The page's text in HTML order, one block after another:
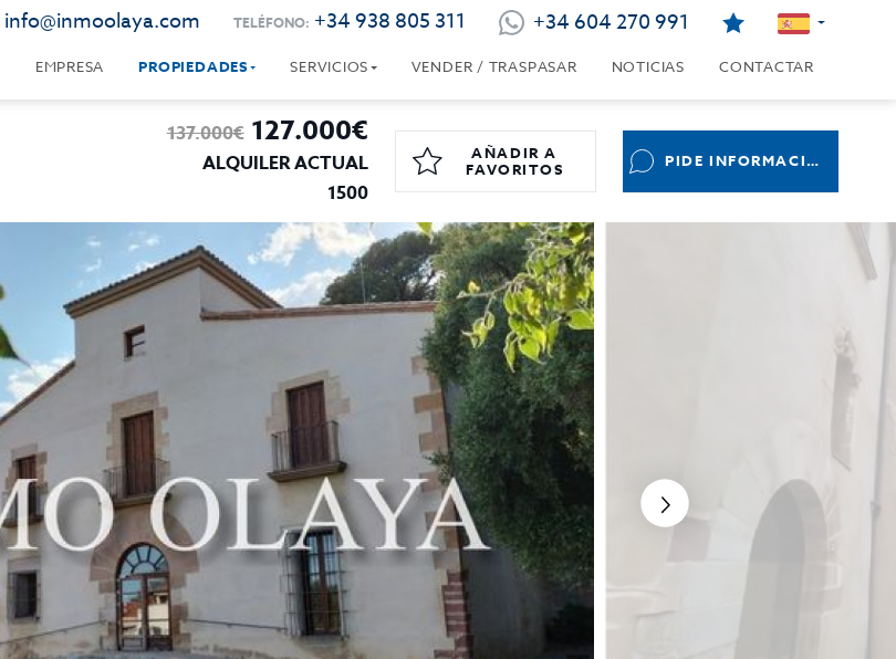
info@inmoolaya.com TELÉFONO: +34 938 805 311 +34 604 270 991
EMPRESA PROPIEDADES SERVICIOS VENDER / TRASPASAR NOTICIAS CONTACTAR
137.000€127.000€
ALQUILER ACTUAL
1500
AÑADIR A
FAVORITOS
PIDE INFORMACIÓN